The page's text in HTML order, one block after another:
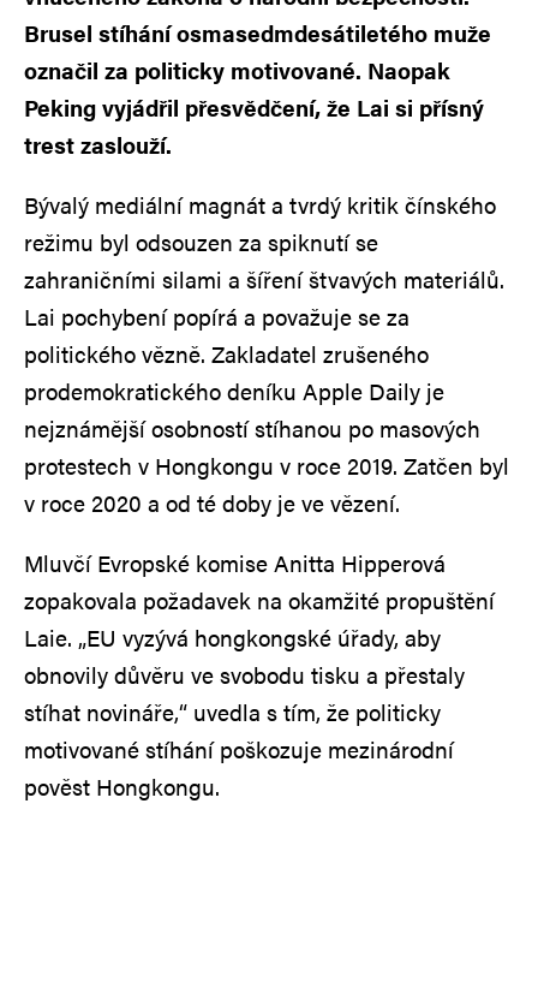
Brusel stíhání osmasedmdesátiletého muže
označil za politicky motivované. Naopak
Peking vyjádřil přesvědčení, že Lai si přísný
trest zaslouží.
Bývalý mediální magnát a tvrdý kritik čínského
režimu byl odsouzen za spiknutí se
zahraničními silami a šíření štvavých materiálů.
Lai pochybení popírá a považuje se za
politického vězně. Zakladatel zrušeného
prodemokratického deníku Apple Daily je
nejznámější osobností stíhanou po masových
protestech v Hongkongu v roce 2019. Zatčen byl
v roce 2020 a od té doby je ve vězení.
Mluvčí Evropské komise Anitta Hipperová
zopakovala požadavek na okamžité propuštění
Laie. „EU vyzývá hongkongské úřady, aby
obnovily důvěru ve svobodu tisku a přestaly
stíhat novináře,“ uvedla s tím, že politicky
motivované stíhání poškozuje mezinárodní
pověst Hongkongu.